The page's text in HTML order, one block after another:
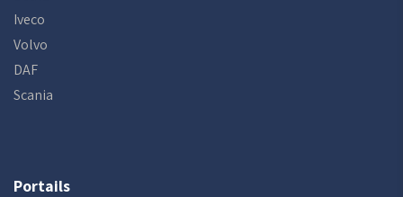
Iveco
Volvo
DAF
Scania
Portails